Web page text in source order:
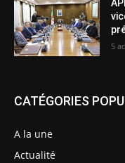
5
CATÉGORIES
A la une
Actualité